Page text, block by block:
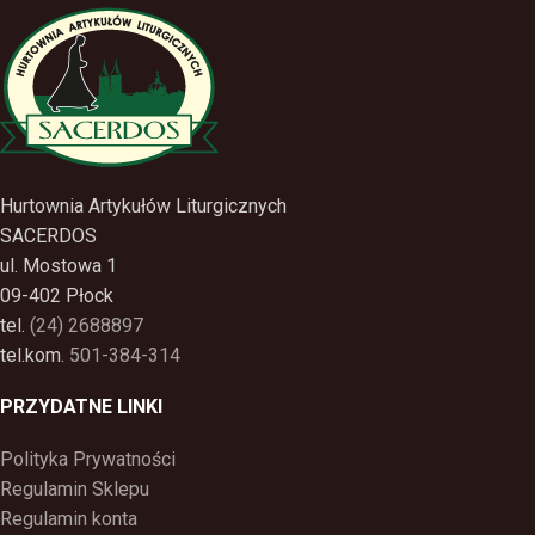
Hurtownia Artykułów Liturgicznych
SACERDOS
ul. Mostowa 1
09-402 Płock
tel. (24) 2688897
tel.kom. 501-384-314
PRZYDATNE LINKI
Polityka Prywatności
Regulamin Sklepu
Regulamin konta